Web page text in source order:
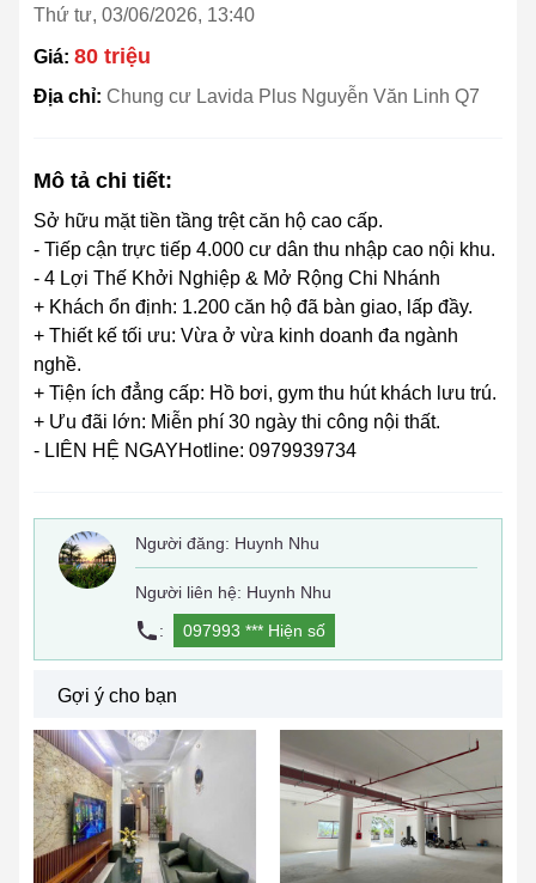
Thứ tư, 03/06/2026, 13:40
Giá: 80 triệu
Địa chỉ: Chung cư Lavida Plus Nguyễn Văn Linh Q7
Mô tả chi tiết:
Sở hữu mặt tiền tầng trệt căn hộ cao cấp.
- Tiếp cận trực tiếp 4.000 cư dân thu nhập cao nội khu.
- 4 Lợi Thế Khởi Nghiệp & Mở Rộng Chi Nhánh
+ Khách ổn định: 1.200 căn hộ đã bàn giao, lấp đầy.
+ Thiết kế tối ưu: Vừa ở vừa kinh doanh đa ngành
nghề.
+ Tiện ích đẳng cấp: Hồ bơi, gym thu hút khách lưu trú.
+ Ưu đãi lớn: Miễn phí 30 ngày thi công nội thất.
- LIÊN HỆ NGAYHotline: 0979939734
Người đăng: Huynh Nhu
Người liên hệ: Huynh Nhu
:
097993 *** Hiện số
Gợi ý cho bạn